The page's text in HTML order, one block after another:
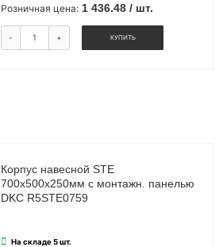
Розничная цена: 1 436.48 / шт.
- + КУПИТЬ
Корпус навесной STE
700х500х250мм с монтажн. панелью
DKC R5STE0759
На складе 5 шт.